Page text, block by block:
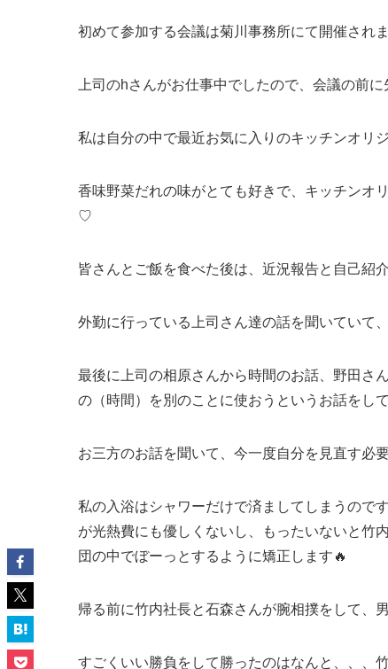
初めて参加する会議は菊川事務所にて開催されま
上司のhさんがお仕事中でしたので、会議の前
私は自分の中で最近お気に入りのキッチンオリ
香味野菜だれの味がとても好きで、キッチンオ
♡
皆さんとご飯を食べた後は、近況報告と自己紹
外勤に行っている上司さん達の話を聞いていて
最後に上司の相原さんから時間のお話、野田さ
の（時間）を別のことに使おうというお話をし
お三方のお話を聞いて、今一度自分を見直す必
私の入浴はシャワーだけで済ましてしまうので
が光熱費にも優しくないし、もったいないと竹
団の中でぼーっとするように矯正します🔥
帰る前に竹内社長と石森さんが腕相撲をして、
すごくいい勝負をして勝ったのはなんと、、、